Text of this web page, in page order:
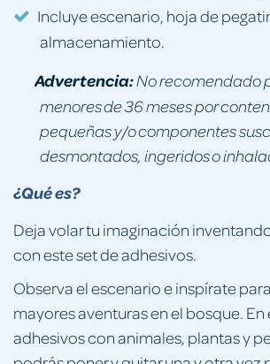
¿Qué es?
Deja volar tu imaginación
con este set de adhesivos.
Observa el escenario e inspírate
mayores aventuras en el bosque. En
adhesivos con animales, plantas y
Incluye escenario, hoja de
almacenamiento.
Advertencia:No recomendado
menores de 36 meses por
pequeñas y/o componentes
desmontados, ingeridos o